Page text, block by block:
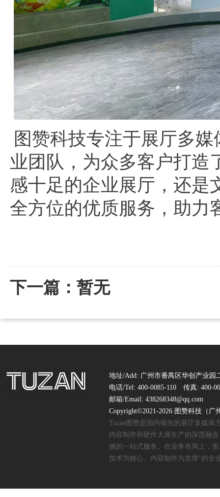
图赞科技专注于展厅多
业团队，为众多客户打造
感十足的企业展厅，还是
全方位的优质服务，助力
下一篇：暂无
地址/Add: 广州市番禺区华创产业园
电话/Tel: 400-0085-110 传真: 400-
邮箱/Email: 438268348@qq.com
Copyright©2021-2026 图赞科技（
Tuzan图赞是国内领先的展厅多媒
内容制作和硬件大屏生产的深度融
施的一站式服务。在业务布局上，
技术为核心、内容制作为支撑”的全